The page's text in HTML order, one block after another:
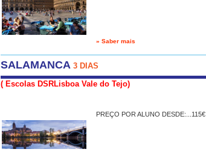
» Saber mais
SALAMANCA 3 DIAS
( Escolas DSRLisboa Vale do Tejo)
PREÇO POR ALUNO DESDE:...115€